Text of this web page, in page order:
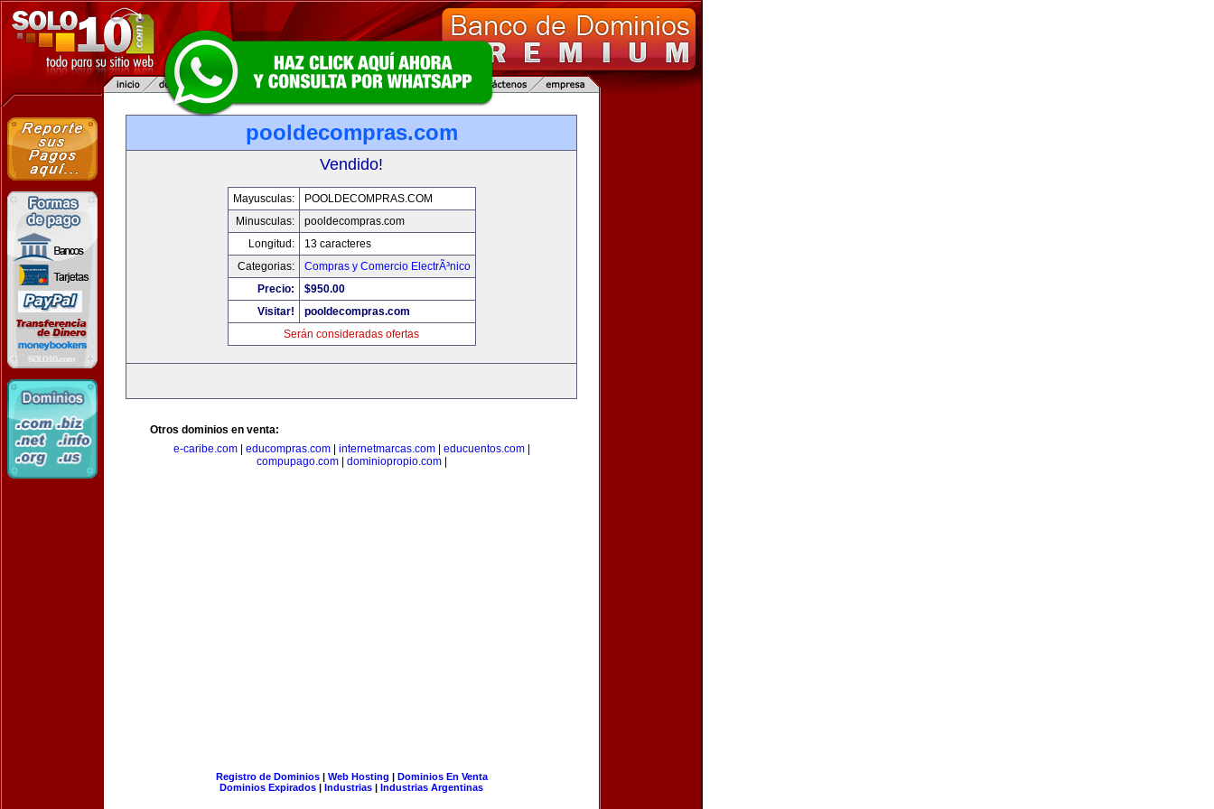
pooldecompras.com
Vendido!
Mayusculas:
POOLDECOMPRAS.COM
Minusculas:
pooldecompras.com
Longitud:
13 caracteres
Categorias:
Compras y Comercio ElectrÃ³nico
Precio:
$950.00
Visitar!
pooldecompras.com
Serán consideradas ofertas
Otros dominios en venta:
e-caribe.com| educompras.com| internetmarcas.com| educuentos.com|
compupago.com| dominiopropio.com|
Registro de Dominios| Web Hosting | Dominios En Venta
Dominios Expirados | Industrias | Industrias Argentinas